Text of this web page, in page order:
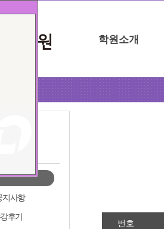
학원소개
지사항
후기
번호